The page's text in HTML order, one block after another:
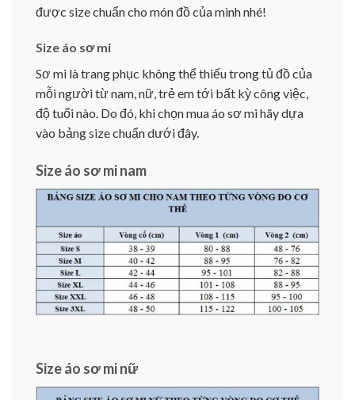
được size chuẩn cho món đồ của mình nhé!
Size áo sơ mi
Sơ mi là trang phục không thể thiếu trong tủ đồ của
mỗi người từ nam, nữ, trẻ em tới bất kỳ công việc,
độ tuổi nào. Do đó, khi chọn mua áo sơ mi hãy dựa
vào bảng size chuẩn dưới đây.
Size áo sơ mi nam
Size áo sơ mi nữ